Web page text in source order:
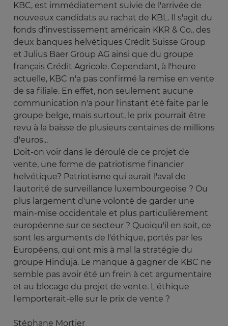
KBC, est immédiatement suivie de l'arrivée de
nouveaux candidats au rachat de KBL. Il s'agit du
fonds d'investissement américain KKR & Co., des
deux banques helvétiques Crédit Suisse Group
et Julius Baer Group AG ainsi que du groupe
français Crédit Agricole. Cependant, à l'heure
actuelle, KBC n'a pas confirmé la remise en vente
de sa filiale. En effet, non seulement aucune
communication n'a pour l'instant été faite par le
groupe belge, mais surtout, le prix pourrait être
revu à la baisse de plusieurs centaines de millions
d'euros...
Doit-on voir dans le déroulé de ce projet de
vente, une forme de patriotisme financier
helvétique? Patriotisme qui aurait l'aval de
l'autorité de surveillance luxembourgeoise ? Ou
plus largement d'une volonté de garder une
main-mise occidentale et plus particulièrement
européenne sur ce secteur ? Quoiqu'il en soit, ce
sont les arguments de l'éthique, portés par les
Européens, qui ont mis à mal la stratégie du
groupe Hinduja. Le manque à gagner de KBC ne
semble pas avoir été un frein à cet argumentaire
et au blocage du projet de vente. L'éthique
l'emporterait-elle sur le prix de vente ?
Stéphane Mortier